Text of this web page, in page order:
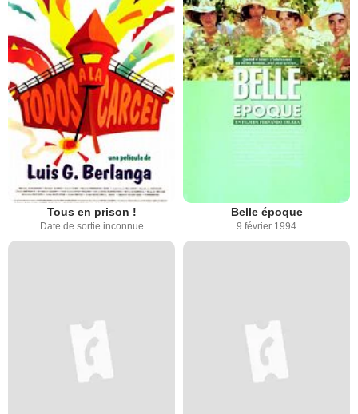
Tous en prison !
Date de sortie inconnue
Belle époque
9 février 1994